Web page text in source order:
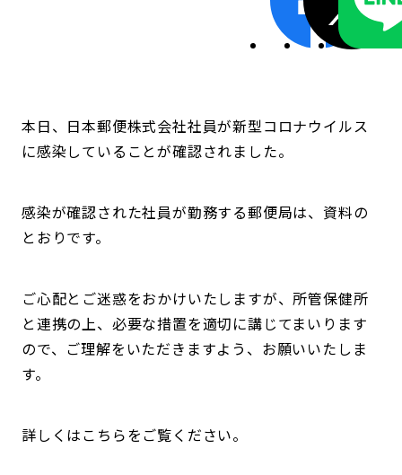
本日、日本郵便株式会社社員が新型コロナウイルス
に感染していることが確認されました。
感染が確認された社員が勤務する郵便局は、資料の
とおりです。
ご心配とご迷惑をおかけいたしますが、所管保健所
と連携の上、必要な措置を適切に講じてまいります
ので、ご理解をいただきますよう、お願いいたしま
す。
詳しくはこちらをご覧ください。